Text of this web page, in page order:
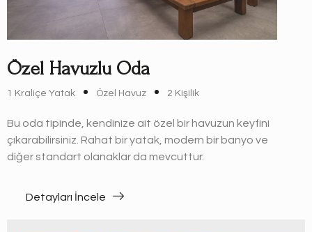
Özel Havuzlu Oda
1 Kraliçe Yatak Özel Havuz 2 Kişilik
Bu oda tipinde, kendinize ait özel bir havuzun keyfini
çıkarabilirsiniz. Rahat bir yatak, modern bir banyo ve
diğer standart olanaklar da mevcuttur.
Detayları İncele